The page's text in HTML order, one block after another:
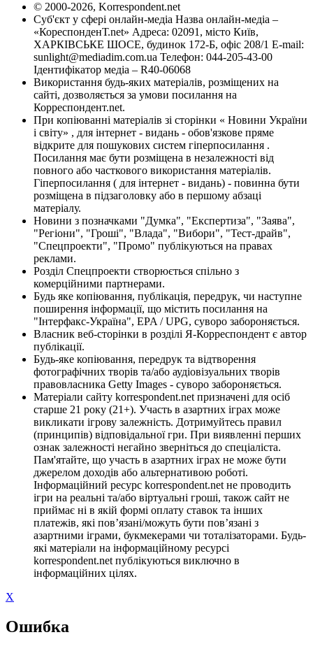
© 2000-2026, Korrespondent.net
Суб'єкт у сфері онлайн-медіа Назва онлайн-медіа –
«КореспонденТ.net» Адреса: 02091, місто Київ,
ХАРКІВСЬКЕ ШОСЕ, будинок 172-Б, офіс 208/1 E-mail:
sunlight@mediadim.com.ua Телефон: 044-205-43-00
Ідентифікатор медіа – R40-06068
Використання будь-яких матеріалів, розміщених на
сайті, дозволяється за умови посилання на
Корреспондент.net.
При копіюванні матеріалів зі сторінки « Новини України
і світу» , для інтернет - видань - обов'язкове пряме
відкрите для пошукових систем гіперпосилання .
Посилання має бути розміщена в незалежності від
повного або часткового використання матеріалів.
Гіперпосилання ( для інтернет - видань) - повинна бути
розміщена в підзаголовку або в першому абзаці
матеріалу.
Новини з позначками "Думка", "Експертиза", "Заява",
"Регіони", "Гроші", "Влада", "Вибори", "Тест-драйв",
"Спецпроекти", "Промо" публікуються на правах
реклами.
Розділ Спецпроекти створюється спільно з
комерційними партнерами.
Будь яке копіювання, публікація, передрук, чи наступне
поширення інформації, що містить посилання на
"Інтерфакс-Україна", EPA / UPG, суворо забороняється.
Власник веб-сторінки в розділі Я-Корреспондент є автор
публікації.
Будь-яке копіювання, передрук та відтворення
фотографічних творів та/або аудіовізуальних творів
правовласника Getty Images - суворо забороняється.
Матеріали сайту korrespondent.net призначені для осіб
старше 21 року (21+). Участь в азартних іграх може
викликати ігрову залежність. Дотримуйтесь правил
(принципів) відповідальної гри. При виявленні перших
ознак залежності негайно зверніться до спеціаліста.
Пам'ятайте, що участь в азартних іграх не може бути
джерелом доходів або альтернативою роботі.
Інформаційний ресурс korrespondent.net не проводить
ігри на реальні та/або віртуальні гроші, також сайт не
приймає ні в якій формі оплату ставок та інших
платежів, які пов’язані/можуть бути пов’язані з
азартними іграми, букмекерами чи тоталізаторами. Будь-
які матеріали на інформаційному ресурсі
korrespondent.net публікуються виключно в
інформаційних цілях.
X
Ошибка